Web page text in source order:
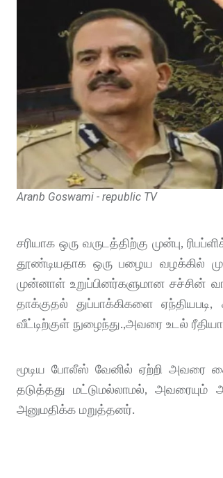
Aranb Goswami - republic TV
சரியாக ஒரு வருடத்திற்கு முன்பு,
தூண்டியதாக ஒரு பழைய வழக்கில்
முன்னாள் உறுப்பினர்களுமான
தாக்குதல் துப்பாக்கிகளை
வீட்டிற்குள் நுழைந்து.,அவரை உடல்
மூடிய போலீஸ் வேனில் ஏற்றி அவரை
தடுத்தது மட்டுமல்லாமல்,
அனுமதிக்க மறுத்தனர்.